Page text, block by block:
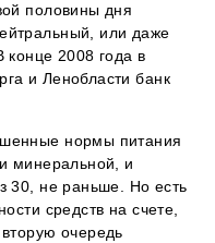
половины дня
или даже
2008 года в
и Ленобласти банк
нормы питания
минеральной, и
30, не раньше. Но есть
средств на счете,
очередь